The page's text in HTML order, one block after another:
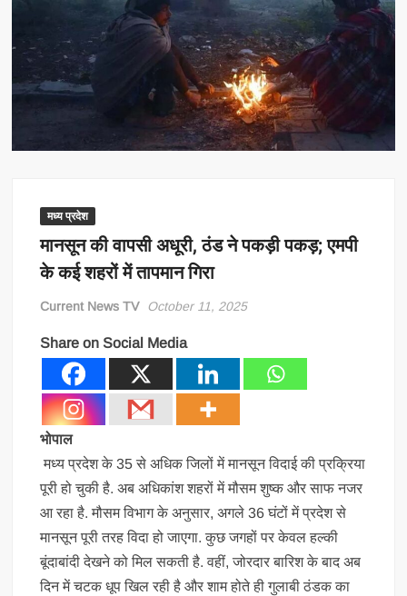
मध्य प्रदेश
मानसून की वापसी अधूरी, ठंड ने पकड़ी पकड़; एमपी
के कई शहरों में तापमान गिरा
Current News TV October 11, 2025
Share on Social Media
भोपाल
मध्य प्रदेश के 35 से अधिक जिलों में मानसून विदाई की प्रक्रिया
पूरी हो चुकी है. अब अधिकांश शहरों में मौसम शुष्क और साफ नजर
आ रहा है. मौसम विभाग के अनुसार, अगले 36 घंटों में प्रदेश से
मानसून पूरी तरह विदा हो जाएगा. कुछ जगहों पर केवल हल्की
बूंदाबांदी देखने को मिल सकती है. वहीं, जोरदार बारिश के बाद अब
दिन में चटक धूप खिल रही है और शाम होते ही गुलाबी ठंडक का